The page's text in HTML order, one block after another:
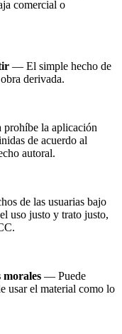
comercial o
— El simple hecho de
derivada.
la aplicación
de acuerdo al
autoral.
de las usuarias bajo
uso justo y trato justo,
— Puede
usar el material como lo